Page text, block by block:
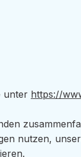
unter https://
nutzen,